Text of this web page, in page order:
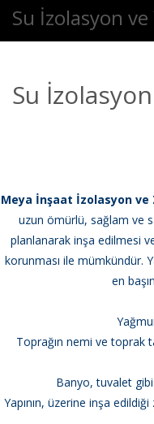
Su İzolasyon ve
Su İzolasyon
Meya İnşaat İzolasyon
uzun ömürlü, sağlam ve
planlanarak inşa edilmesi
korunması ile mümkündür.
en
Toprağın nemi ve toprak
Banyo, tuvalet gibi
Yapının, üzerine inşa edildiği